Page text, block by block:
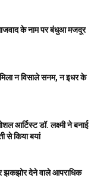
के नाम पर बंधुआ मजदूर
न विसाले सनम, न इधर के
आर्टिस्ट डॉ. लक्ष्मी ने बनाई
से किया बयां
झकझोर देने वाले आपराधिक